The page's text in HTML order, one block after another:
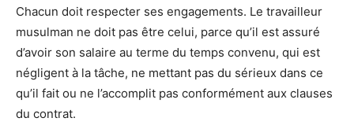
Chacun doit respecter ses engagements. Le travailleur
musulman ne doit pas être celui, parce qu’il est assuré
d’avoir son salaire au terme du temps convenu, qui est
négligent à la tâche, ne mettant pas du sérieux dans ce
qu’il fait ou ne l’accomplit pas conformément aux clauses
du contrat.